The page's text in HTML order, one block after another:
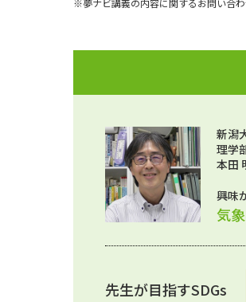
※夢ナビ講義の内容に関するお問い合わ
新潟
理学
本田
興味
気
先生が目指すSDGs